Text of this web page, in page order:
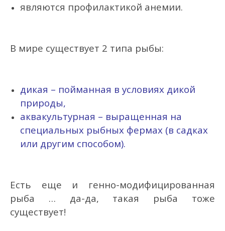
являются профилактикой анемии.
В мире существует 2 типа рыбы:
дикая – пойманная в условиях дикой
природы,
аквакультурная – выращенная на
специальных рыбных фермах (в садках
или другим способом).
Есть еще и генно-модифицированная
рыба … да-да, такая рыба тоже
существует!